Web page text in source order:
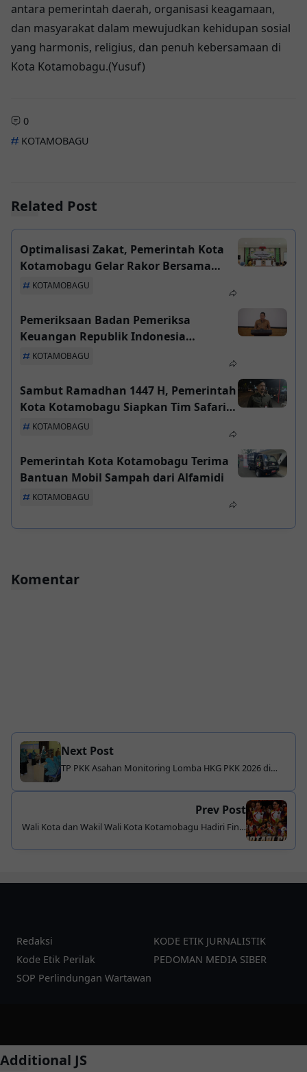
antara pemerintah daerah, organisasi keagamaan,
dan masyarakat dalam mewujudkan kehidupan sosial
yang harmonis, religius, dan penuh kebersamaan di
Kota Kotamobagu.(Yusuf)
0
KOTAMOBAGU
Related Post
Optimalisasi Zakat, Pemerintah Kota
Kotamobagu Gelar Rakor Bersama
Badan Amil Zakat Nasional Kota
KOTAMOBAGU
Pemeriksaan Badan Pemeriksa
Keuangan Republik Indonesia
Perwakilan Sulawesi Utara di
Tak Keluar Daerah
KOTAMOBAGU
Sambut Ramadhan 1447 H, Pemerintah
Kota Kotamobagu Siapkan Tim Safari
Turun ke Desa dan Kelurahan
KOTAMOBAGU
Pemerintah Kota Kotamobagu Terima
Bantuan Mobil Sampah dari Alfamidi
KOTAMOBAGU
Komentar
Next Post
TP PKK Asahan Monitoring Lomba HKG PKK 2026 di
Prev Post
Wali Kota dan Wakil Wali Kota Kotamobagu Hadiri Final
Redaksi
KODE ETIK JURNALISTIK
Kode Etik Perilak
PEDOMAN MEDIA SIBER
SOP Perlindungan Wartawan
Additional JS